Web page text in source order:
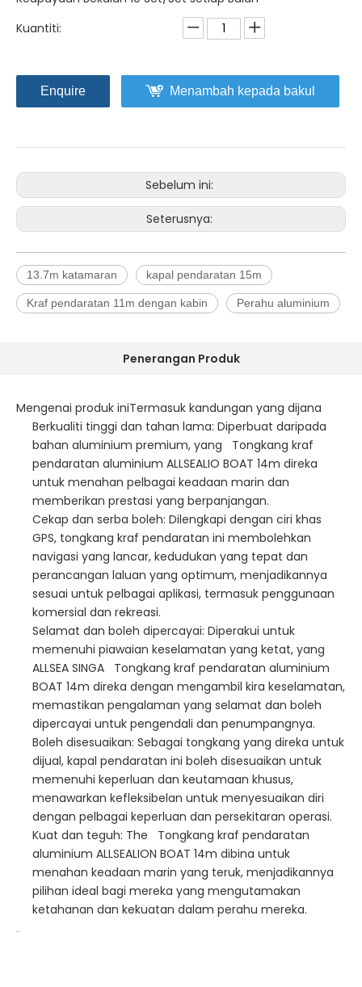
Kuantiti:
Enquire Menambah kepada bakul
Sebelum ini:
Seterusnya:
13.7m katamaran kapal pendaratan 15m
Kraf pendaratan 11m dengan kabin Perahu aluminium
Penerangan Produk
Mengenai produk iniTermasuk kandungan yang dijana
Berkualiti tinggi dan tahan lama: Diperbuat daripada
bahan aluminium premium, yang Tongkang kraf
pendaratan aluminium ALLSEALIO BOAT 14m direka
untuk menahan pelbagai keadaan marin dan
memberikan prestasi yang berpanjangan.
Cekap dan serba boleh: Dilengkapi dengan ciri khas
GPS, tongkang kraf pendaratan ini membolehkan
navigasi yang lancar, kedudukan yang tepat dan
perancangan laluan yang optimum, menjadikannya
sesuai untuk pelbagai aplikasi, termasuk penggunaan
komersial dan rekreasi.
Selamat dan boleh dipercayai: Diperakui untuk
memenuhi piawaian keselamatan yang ketat, yang
ALLSEA SINGA Tongkang kraf pendaratan aluminium
BOAT 14m direka dengan mengambil kira keselamatan,
memastikan pengalaman yang selamat dan boleh
dipercayai untuk pengendali dan penumpangnya.
Boleh disesuaikan: Sebagai tongkang yang direka untuk
dijual, kapal pendaratan ini boleh disesuaikan untuk
memenuhi keperluan dan keutamaan khusus,
menawarkan kefleksibelan untuk menyesuaikan diri
dengan pelbagai keperluan dan persekitaran operasi.
Kuat dan teguh: The Tongkang kraf pendaratan
aluminium ALLSEALION BOAT 14m dibina untuk
menahan keadaan marin yang teruk, menjadikannya
pilihan ideal bagi mereka yang mengutamakan
ketahanan dan kekuatan dalam perahu mereka.